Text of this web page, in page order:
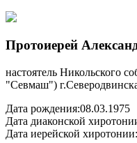
Протоиерей
настоятель Никольского
"Севмаш")
Дата рождения:08.03.1975
Дата диаконской
Дата иерейской хиротонии: